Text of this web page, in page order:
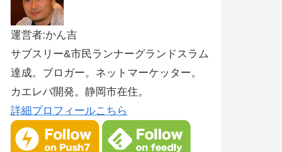
運営者:かん吉
サブスリー&市民ランナーグランドスラム
達成。ブロガー。ネットマーケッター。
カエレバ開発。静岡市在住。
詳細プロフィールこちら